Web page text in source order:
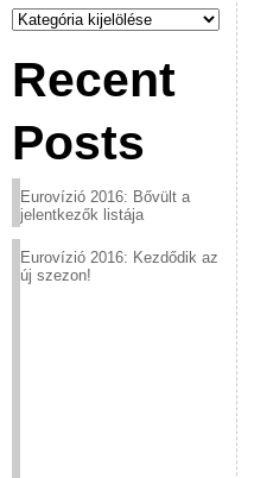
Kategóriák
Recent
Posts
Eurovízió 2016: Bővült a
jelentkezők listája
Eurovízió 2016: Kezdődik az
új szezon!